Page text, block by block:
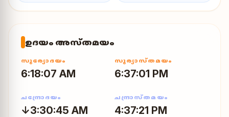
ഉദയം അസ്തമയം
സൂര്യോദയം
6:18:07 AM
സൂര്യാസ്തമയം
6:37:01 PM
ചന്ദ്രോദയം
↓3:30:45 AM
ചന്ദ്രാസ്തമയം
4:37:21 PM